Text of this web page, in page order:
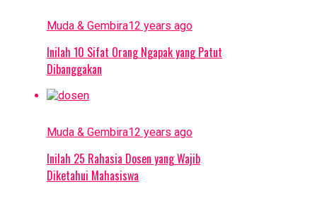
Kecanduan Drama Korea
Suseno Adi
Muda & Gembira12 years ago
Inilah 10 Sifat Orang Ngapak yang Patut
Dibanggakan
Muda & Gembira12 years ago
Inilah 25 Rahasia Dosen yang Wajib
Diketahui Mahasiswa